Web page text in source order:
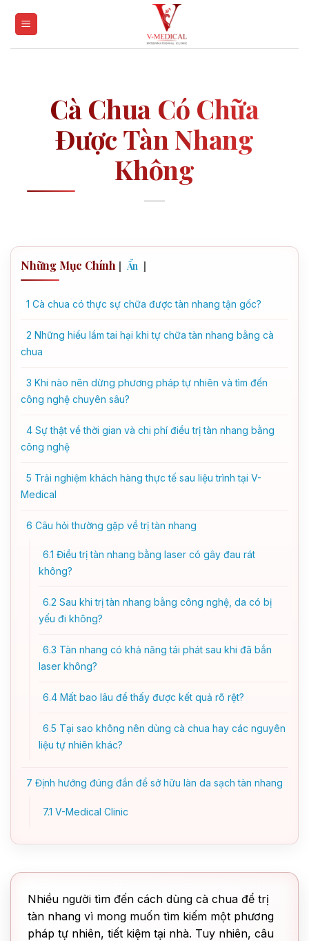
Cà Chua Có Chữa
Được Tàn Nhang
Không
Những Mục Chính [ Ẩn ]
1 Cà chua có thực sự chữa được tàn nhang tận gốc?
2 Những hiểu lầm tai hại khi tự chữa tàn nhang bằng cà
chua
3 Khi nào nên dừng phương pháp tự nhiên và tìm đến
công nghệ chuyên sâu?
4 Sự thật về thời gian và chi phí điều trị tàn nhang bằng
công nghệ
5 Trải nghiệm khách hàng thực tế sau liệu trình tại V-
Medical
6 Câu hỏi thường gặp về trị tàn nhang
6.1 Điều trị tàn nhang bằng laser có gây đau rát
không?
6.2 Sau khi trị tàn nhang bằng công nghệ, da có bị
yếu đi không?
6.3 Tàn nhang có khả năng tái phát sau khi đã bắn
laser không?
6.4 Mất bao lâu để thấy được kết quả rõ rệt?
6.5 Tại sao không nên dùng cà chua hay các nguyên
liệu tự nhiên khác?
7 Định hướng đúng đắn để sở hữu làn da sạch tàn nhang
7.1 V-Medical Clinic
Nhiều người tìm đến cách dùng cà chua để trị
tàn nhang vì mong muốn tìm kiếm một phương
pháp tự nhiên, tiết kiệm tại nhà. Tuy nhiên, câu